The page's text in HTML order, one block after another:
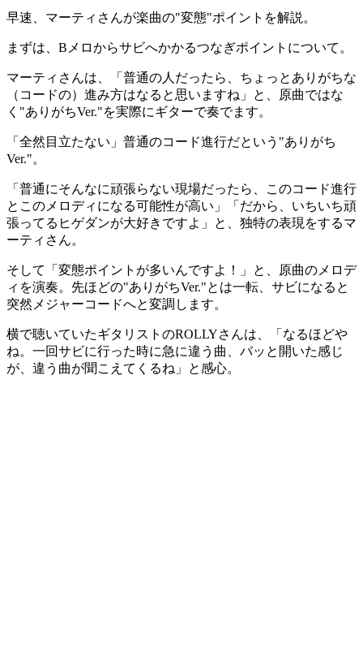
早速、マーティさんが楽曲の"変態"ポイントを解説。
まずは、Bメロからサビへかかるつなぎポイントについて。
マーティさんは、「普通の人だったら、ちょっとありがちな
（コードの）進み方はなると思いますね」と、原曲ではな
く"ありがちVer."を実際にギターで奏でます。
「全然目立たない」普通のコード進行だという"ありがち
Ver."。
「普通にそんなに頑張らない現場だったら、このコード進行
とこのメロディになる可能性が高い」「だから、いちいち頑
張ってるヒゲダンが大好きですよ」と、独特の表現をするマ
ーティさん。
そして「変態ポイントが多いんですよ！」と、原曲のメロデ
ィを演奏。先ほどの"ありがちVer."とは一転、サビになると
突然メジャーコードへと変調します。
横で聴いていたギタリストのROLLYさんは、「なるほどや
ね。一回サビに行った時に急に違う曲、バッと開いた感じ
が、違う曲が聞こえてくるね」と感心。